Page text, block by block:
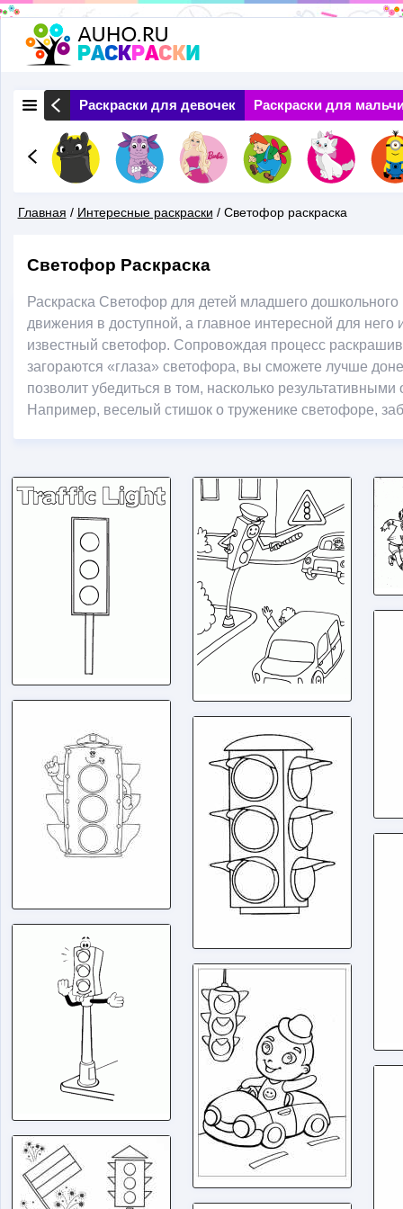
Перейти
к
основному
содержанию
Природа Раскраски для девочек Раскраски для
Здесь
Главная / Интересные раскраски / Светофор раскраска
Светофор Раскраска
Раскраска Светофор для детей младшего
движения в доступной, а главное интересной для
известный светофор. Сопровождая процесс
загораются «глаза» светофора, вы сможете лучше
позволит убедиться в том, насколько
Например, веселый стишок о труженике светофоре,